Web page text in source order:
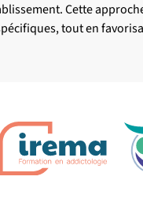
Cette
tout en